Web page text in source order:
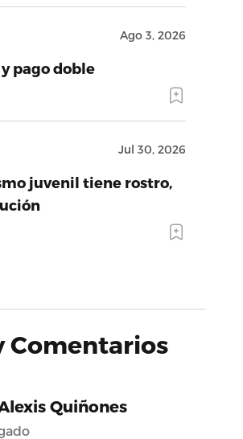
Ago 3, 2026
pago doble
Jul 30, 2026
juvenil tiene rostro,
Comentarios
Quiñones